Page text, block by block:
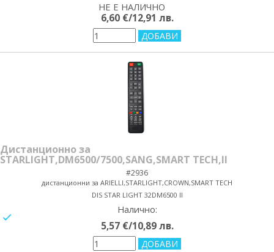
НЕ Е НАЛИЧНО
6,60 €/12,91 лв.
Дистанционно за
STARLIGHT,DM6500/7500,SANG,SMART TECH,II
#2936
дистанционни за ARIELLI,STARLIGHT,CROWN,SMART TECH
DIS STAR LIGHT 32DM6500 II
Налично:
5,57 €/10,89 лв.